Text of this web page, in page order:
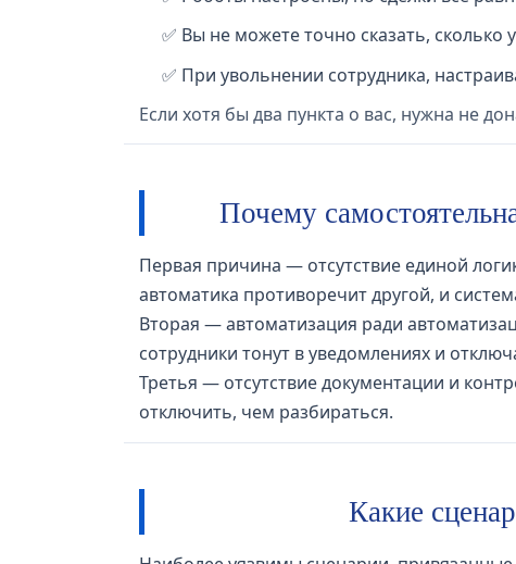
✅ Вы не можете точно сказать,
✅ При увольнении сотрудника,
Если хотя бы два пункта о вас, нужна не
Почему
Первая причина — отсутствие единой
автоматика противоречит другой, и
Вторая — автоматизация ради
сотрудники тонут в уведомлениях и
Третья — отсутствие документации и
отключить, чем разбираться.
Какие